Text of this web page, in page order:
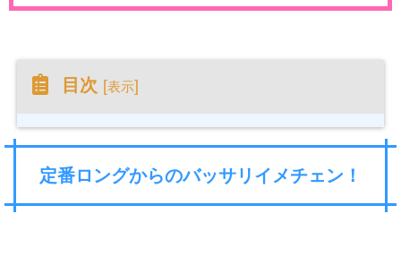
目次 [表示]
定番ロングからのバッサリイメチェン！